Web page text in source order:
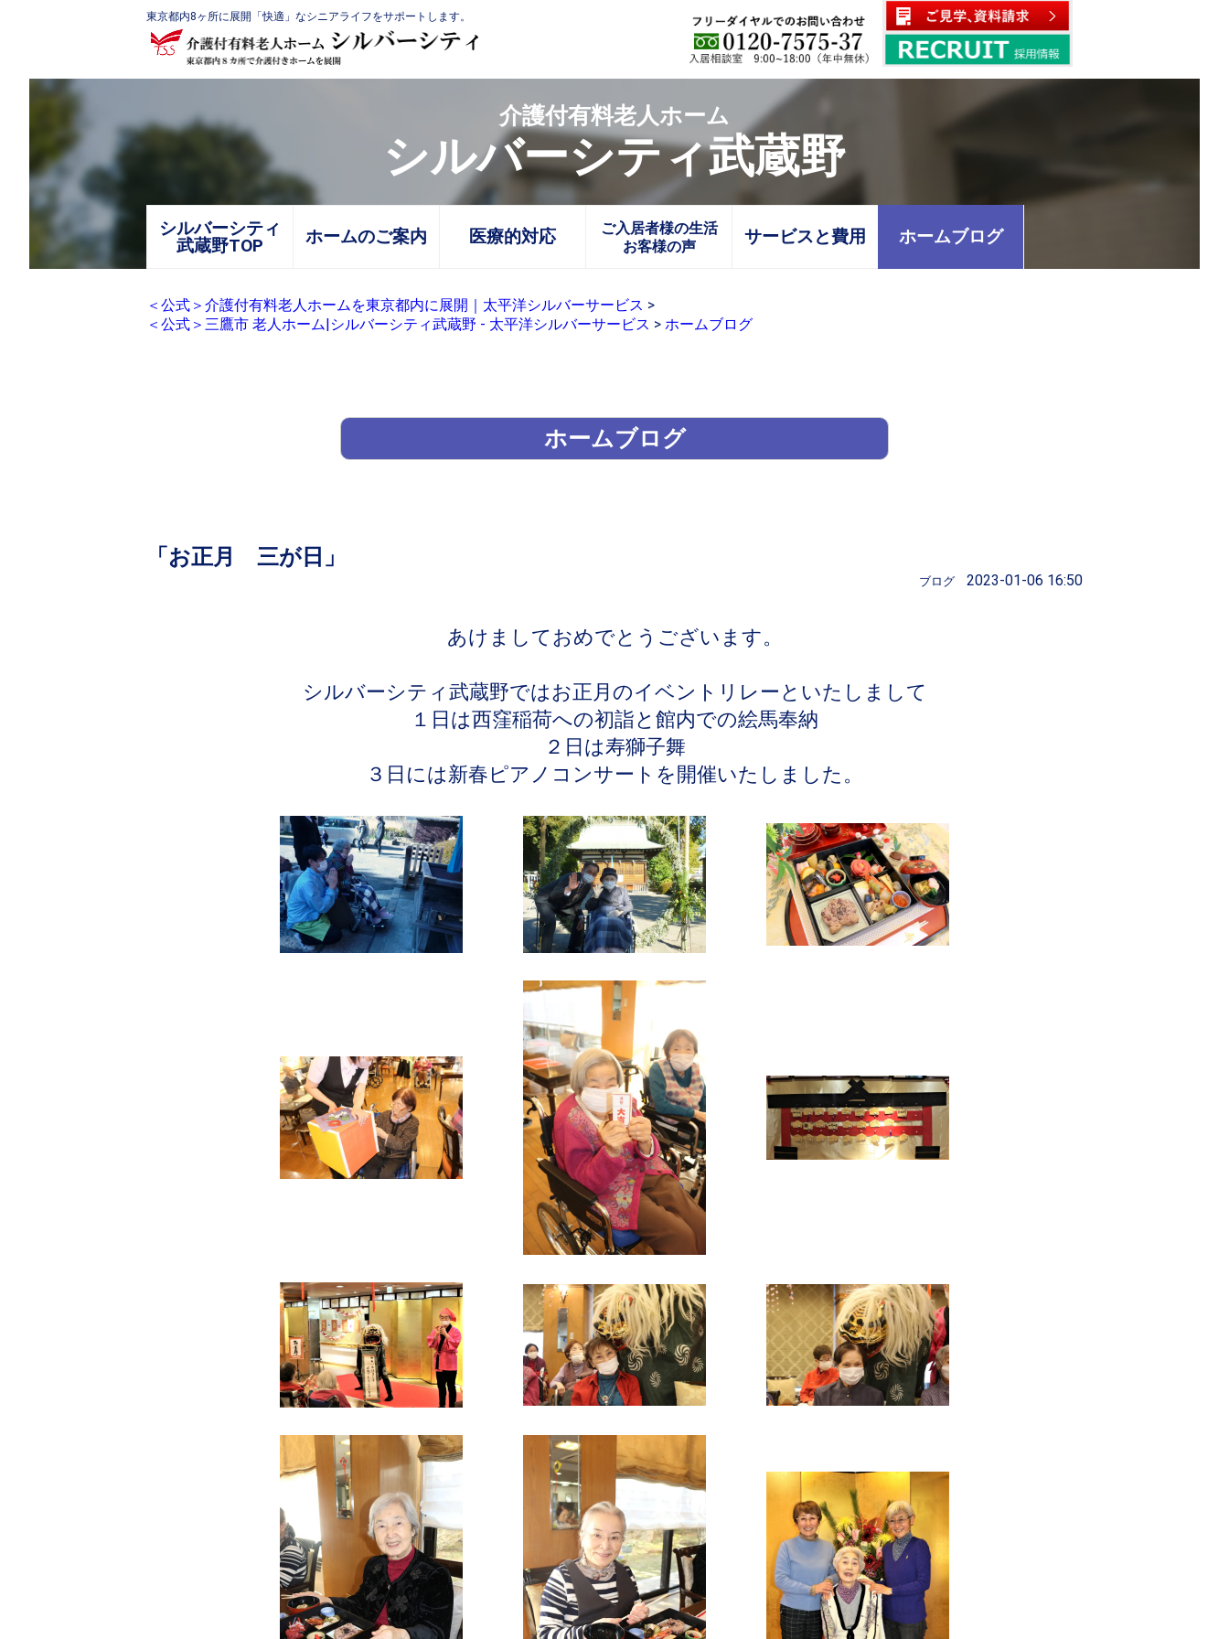
東京都内8ヶ所に展開「快適」なシニアライフをサポートします。
介護付有料老人ホーム
シルバーシティ武蔵野
シルバーシティ
武蔵野TOP
ホームのご案内 医療的対応
ご入居者様の生活
お客様の声
サービスと費用 ホームブログ
＜公式＞介護付有料老人ホームを東京都内に展開｜太平洋シルバーサービス >
＜公式＞三鷹市 老人ホーム|シルバーシティ武蔵野 - 太平洋シルバーサービス > ホームブログ
ホームブログ
「お正月 三が日」
ブログ 2023-01-06 16:50
あけましておめでとうございます。
シルバーシティ武蔵野ではお正月のイベントリレーといたしまして
１日は西窪稲荷への初詣と館内での絵馬奉納
２日は寿獅子舞
３日には新春ピアノコンサートを開催いたしました。